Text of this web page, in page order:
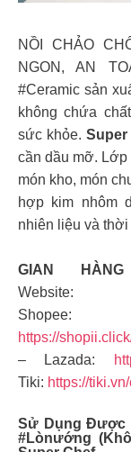
NỒI CHẢO
NGON, AN
#Ceramic sản
không chứa
sức khỏe.
cần dầu mỡ. Lớp
món kho, món
hợp kim nhôm
nhiên liệu và thời
GIAN
https://
– Lazada:
Tiki: https://
Sử Dụng Được
#lònướng